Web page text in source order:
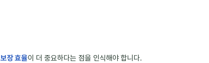
보장 효율이 더 중요하다는 점을 인식해야 합니다.